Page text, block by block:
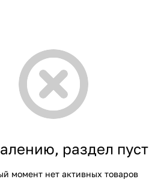
раздел пуст
момент нет активных товаров